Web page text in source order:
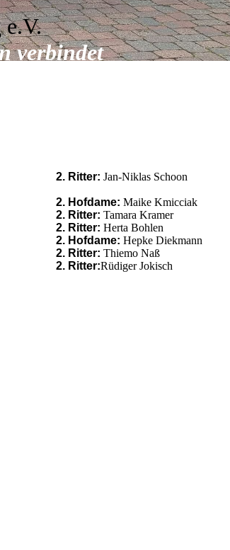
e.V.
verbindet
2. Ritter: Jan-Niklas Schoon
2. Hofdame: Maike Kmicciak
2. Ritter: Tamara Kramer
2. Ritter: Herta Bohlen
2. Hofdame: Hepke Diekmann
2. Ritter: Thiemo Naß
2. Ritter:Rüdiger Jokisch